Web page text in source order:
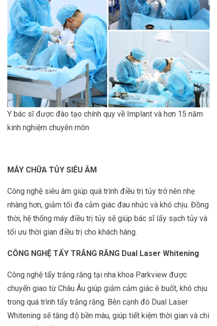
Y bác sĩ được đào tạo chính quy về Implant và hơn 15 năm
kinh nghiệm chuyên môn
MÁY CHỮA TỦY SIÊU ÂM
Công nghệ siêu âm giúp quá trình điều trị tủy trở nên nhẹ
nhàng hơn, giảm tối đa cảm giác đau nhức và khó chịu. Đồng
thời, hệ thống máy điều trị tủy sẽ giúp bác sĩ lấy sạch tủy và
tối ưu thời gian điều trị cho khách hàng.
CÔNG NGHỆ TẨY TRẮNG RĂNG Dual Laser Whitening
Công nghệ tẩy trắng răng tại nha khoa Parkview được
chuyển giao từ Châu Âu giúp giảm cảm giác ê buốt, khó chịu
trong quá trình tẩy trắng răng. Bên cạnh đó Dual Laser
Whitening sẽ tăng độ bền màu, giúp tiết kiệm thời gian và chi